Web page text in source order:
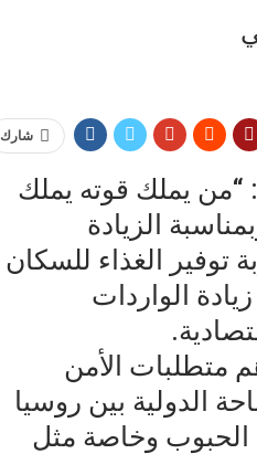
شارك
“من يملك قوته يملك
الزيادة
توفير الغذاء للسكان
الواردات
متطلبات الأمن
الدولية بين روسيا
الحبوب وخاصة مثل